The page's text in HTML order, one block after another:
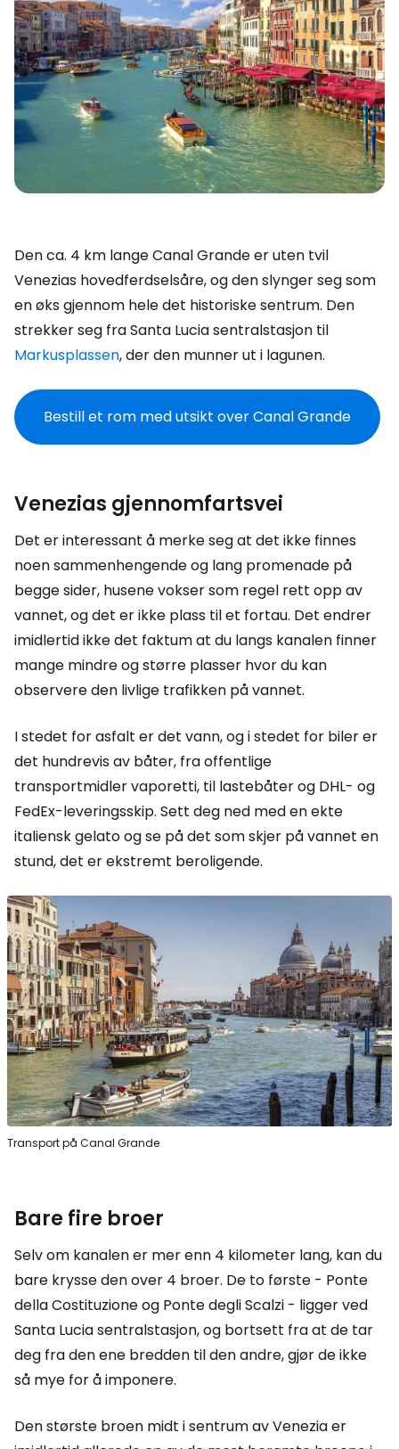
Den ca. 4 km lange Canal Grande er uten tvil
Venezias hovedferdselsåre, og den slynger seg som
en øks gjennom hele det historiske sentrum. Den
strekker seg fra Santa Lucia sentralstasjon til
Markusplassen, der den munner ut i lagunen.
Bestill et rom med utsikt over Canal Grande
Venezias gjennomfartsvei
Det er interessant å merke seg at det ikke finnes
noen sammenhengende og lang promenade på
begge sider, husene vokser som regel rett opp av
vannet, og det er ikke plass til et fortau. Det endrer
imidlertid ikke det faktum at du langs kanalen finner
mange mindre og større plasser hvor du kan
observere den livlige trafikken på vannet.
I stedet for asfalt er det vann, og i stedet for biler er
det hundrevis av båter, fra offentlige
transportmidler vaporetti, til lastebåter og DHL- og
FedEx-leveringsskip. Sett deg ned med en ekte
italiensk gelato og se på det som skjer på vannet en
stund, det er ekstremt beroligende.
Transport på Canal Grande
Bare fire broer
Selv om kanalen er mer enn 4 kilometer lang, kan du
bare krysse den over 4 broer. De to første - Ponte
della Costituzione og Ponte degli Scalzi - ligger ved
Santa Lucia sentralstasjon, og bortsett fra at de tar
deg fra den ene bredden til den andre, gjør de ikke
så mye for å imponere.
Den største broen midt i sentrum av Venezia er